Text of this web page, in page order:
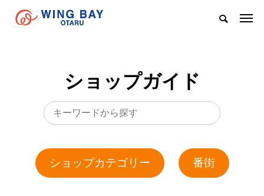
ショップガイド
ショップカテゴリー 番街